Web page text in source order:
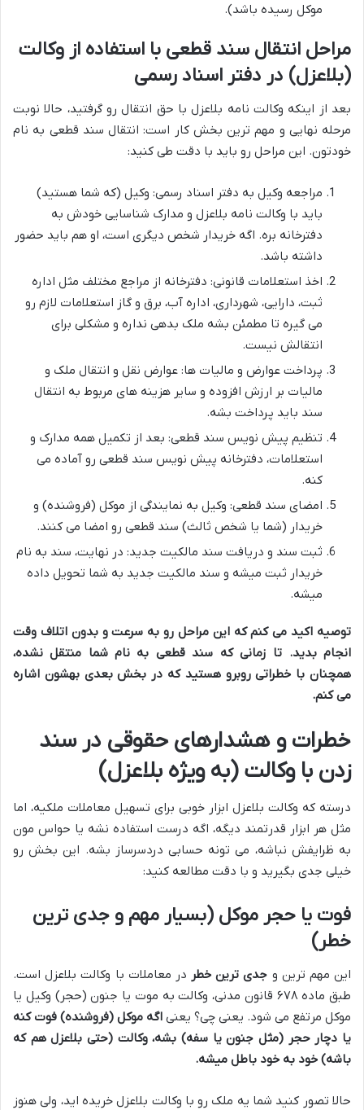
موکل رسیده باشد).
مراحل انتقال سند قطعی با استفاده از وکالت
(بلاعزل) در دفتر اسناد رسمی
بعد از اینکه وکالت نامه بلاعزل با حق انتقال رو گرفتید، حالا نوبت
مرحله نهایی و مهم ترین بخش کار است: انتقال سند قطعی به نام
خودتون. این مراحل رو باید با دقت طی کنید:
مراجعه وکیل به دفتر اسناد رسمی: وکیل (که شما هستید)
باید با وکالت نامه بلاعزل و مدارک شناسایی خودش به
دفترخانه بره. اگه خریدار شخص دیگری است، او هم باید حضور
داشته باشد.
اخذ استعلامات قانونی: دفترخانه از مراجع مختلف مثل اداره
ثبت، دارایی، شهرداری، اداره آب، برق و گاز استعلامات لازم رو
می گیره تا مطمئن بشه ملک بدهی نداره و مشکلی برای
انتقالش نیست.
پرداخت عوارض و مالیات ها: عوارض نقل و انتقال ملک و
مالیات بر ارزش افزوده و سایر هزینه های مربوط به انتقال
سند باید پرداخت بشه.
تنظیم پیش نویس سند قطعی: بعد از تکمیل همه مدارک و
استعلامات، دفترخانه پیش نویس سند قطعی رو آماده می
کنه.
امضای سند قطعی: وکیل به نمایندگی از موکل (فروشنده) و
خریدار (شما یا شخص ثالث) سند قطعی رو امضا می کنند.
ثبت سند و دریافت سند مالکیت جدید: در نهایت، سند به نام
خریدار ثبت میشه و سند مالکیت جدید به شما تحویل داده
میشه.
توصیه اکید می کنم که این مراحل رو به سرعت و بدون اتلاف وقت
انجام بدید. تا زمانی که سند قطعی به نام شما منتقل نشده،
همچنان با خطراتی روبرو هستید که در بخش بعدی بهشون اشاره
می کنم.
خطرات و هشدارهای حقوقی در سند
زدن با وکالت (به ویژه بلاعزل)
درسته که وکالت بلاعزل ابزار خوبی برای تسهیل معاملات ملکیه، اما
مثل هر ابزار قدرتمند دیگه، اگه درست استفاده نشه یا حواس مون
به ظرایفش نباشه، می تونه حسابی دردسرساز بشه. این بخش رو
خیلی جدی بگیرید و با دقت مطالعه کنید:
فوت یا حجر موکل (بسیار مهم و جدی ترین
خطر)
این مهم ترین و جدی ترین خطر در معاملات با وکالت بلاعزل است.
طبق ماده ۶۷۸ قانون مدنی، وکالت به موت یا جنون (حجر) وکیل یا
موکل مرتفع می شود. یعنی چی؟ یعنی اگه موکل (فروشنده) فوت کنه
یا دچار حجر (مثل جنون یا سفه) بشه، وکالت (حتی بلاعزل هم که
باشه) خود به خود باطل میشه.
حالا تصور کنید شما یه ملک رو با وکالت بلاعزل خریده اید، ولی هنوز